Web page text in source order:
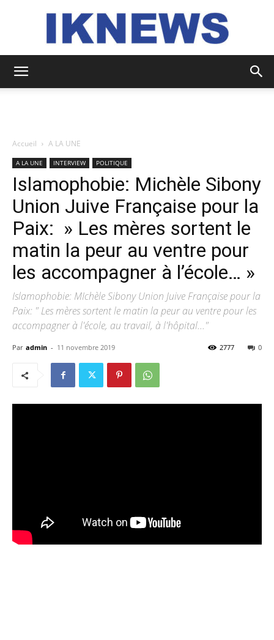
Accueil A LA UNE
A LA UNE INTERVIEW POLITIQUE
Islamophobie: Michèle Sibony
Union Juive Française pour la
Paix: » Les mères sortent le
matin la peur au ventre pour
les accompagner à l’école… »
Islamophobie: MIchèle Sibony Union Juive Française pour la
Paix: " Les mères sortent le matin la peur au ventre pour les
accompagner à l'école, au travail, à l'hôpital..."
Par admin - 11 novembre 2019 0
2777